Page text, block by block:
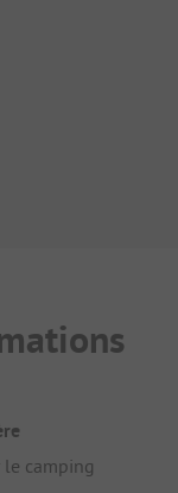
le camping